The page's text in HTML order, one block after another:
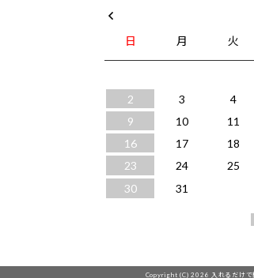
日
月 火
2
3 4
9
10 11
16
17 18
23
24 25
30
31
Copyright (C) 2026 入れるだけで